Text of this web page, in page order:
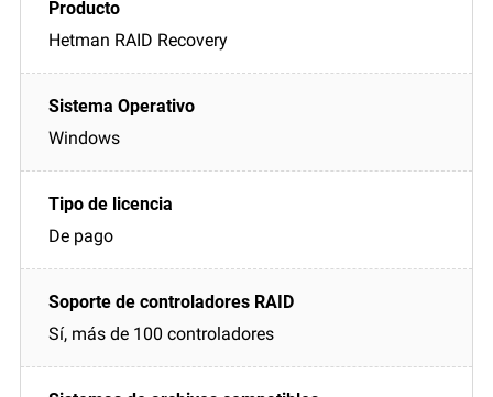
Hetman RAID Recovery
Windows
De pago
Sí, más de 100 controladores